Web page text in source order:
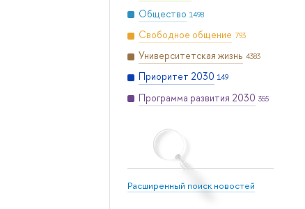
Общество 1498
Свободное общение 793
Университетская жизнь 4383
Приоритет 2030 149
Программа развития 2030 355
Расширенный поиск новостей